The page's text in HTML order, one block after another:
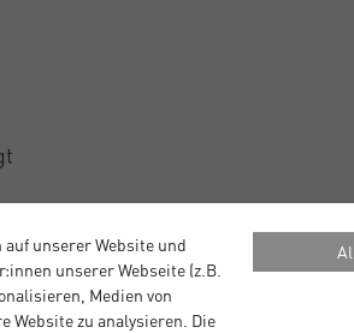
unserer Website und
unserer Webseite (z.B.
Medien von
Website zu analysieren. Die